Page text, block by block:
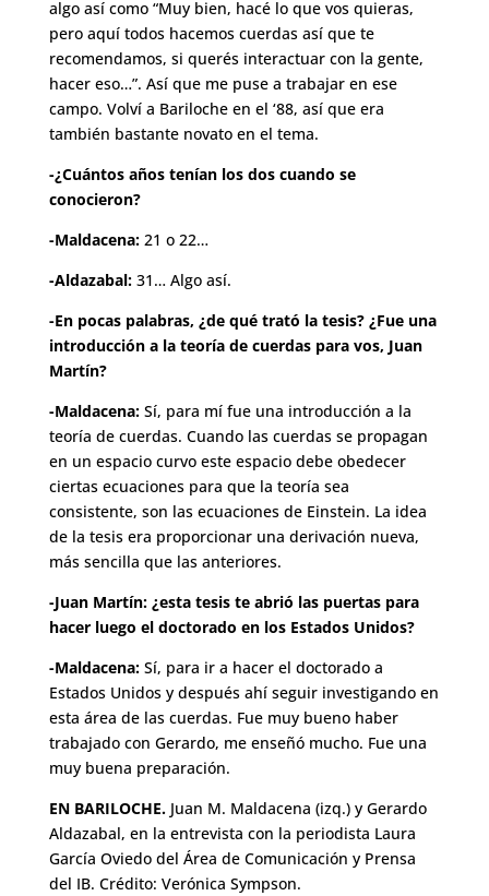
algo así como “Muy bien, hacé lo que vos quieras,
pero aquí todos hacemos cuerdas así que te
recomendamos, si querés interactuar con la gente,
hacer eso…”. Así que me puse a trabajar en ese
campo. Volví a Bariloche en el ‘88, así que era
también bastante novato en el tema.
-¿Cuántos años tenían los dos cuando se
conocieron?
-Maldacena:21 o 22…
-Aldazabal:31… Algo así.
-En pocas palabras, ¿de qué trató la tesis? ¿Fue una
introducción a la teoría de cuerdas para vos, Juan
Martín?
-Maldacena:Sí, para mí fue una introducción a la
teoría de cuerdas. Cuando las cuerdas se propagan
en un espacio curvo este espacio debe obedecer
ciertas ecuaciones para que la teoría sea
consistente, son las ecuaciones de Einstein. La idea
de la tesis era proporcionar una derivación nueva,
más sencilla que las anteriores.
-Juan Martín: ¿esta tesis te abrió las puertas para
hacer luego el doctorado en los Estados Unidos?
-Maldacena:Sí, para ir a hacer el doctorado a
Estados Unidos y después ahí seguir investigando en
esta área de las cuerdas. Fue muy bueno haber
trabajado con Gerardo, me enseñó mucho. Fue una
muy buena preparación.
EN BARILOCHE.Juan M. Maldacena (izq.) y Gerardo
Aldazabal, en la entrevista con la periodista Laura
García Oviedo del Área de Comunicación y Prensa
del IB. Crédito: Verónica Sympson.